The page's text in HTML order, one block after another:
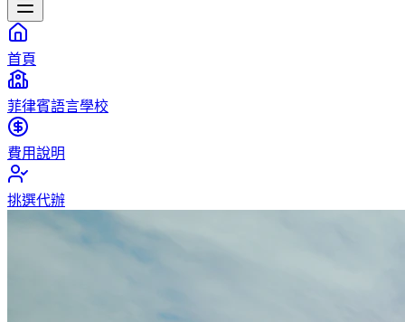
首頁
菲律賓語言學校
費用說明
挑選代辦